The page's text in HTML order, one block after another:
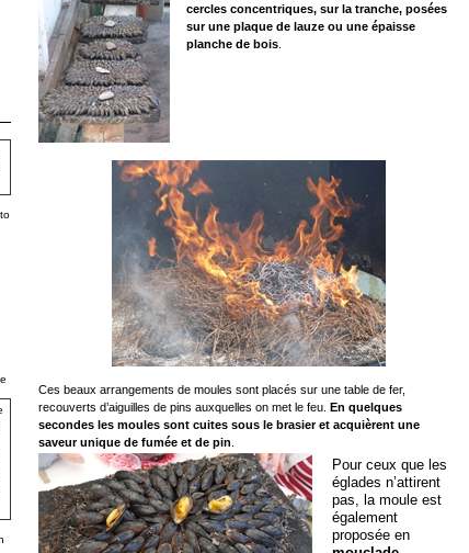
cercles concentriques, sur la tranche, posées
sur une plaque de lauze ou une épaisse
planche de bois
Ces beaux arrangements de moules sont placés sur une table de fer,
recouverts d’aiguilles de pins auxquelles on met le feu. En quelques
secondes les moules sont cuites sous le brasier et acquièrent une
saveur unique de fumée et de pin
Pour ceux que les
églades n’attirent
pas, la moule est
également
proposée en